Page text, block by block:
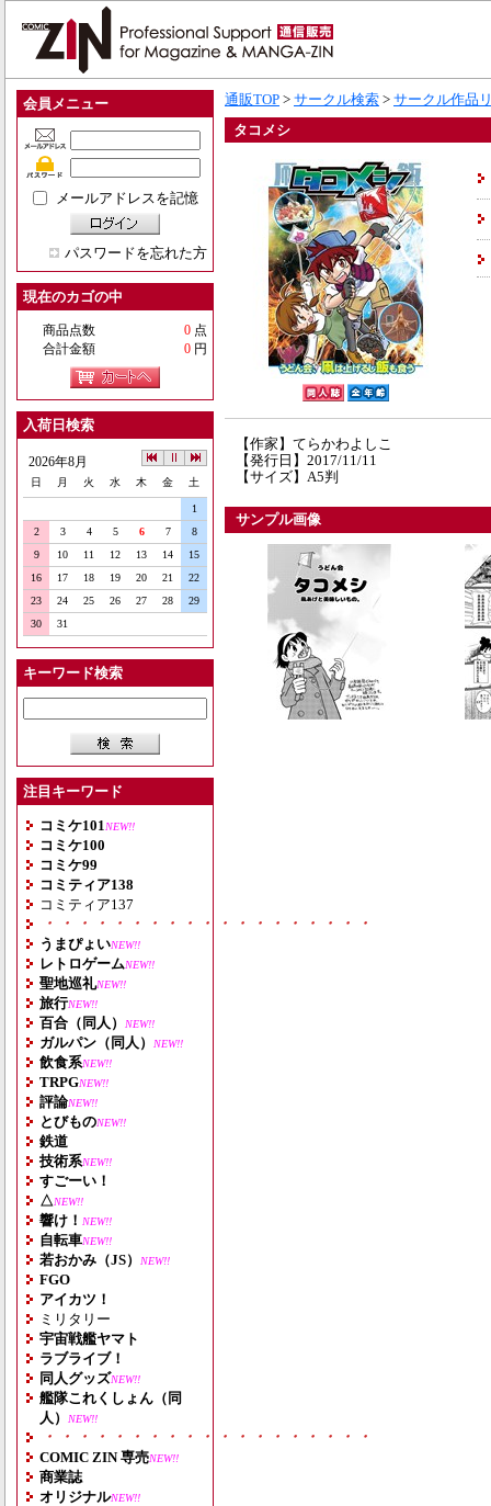
会員メニュー
メールアドレスを記憶
パスワードを忘れた方
現在のカゴの中
商品点数 0 点
合計金額
0 円
入荷日検索
2026年8月
日 月 火 水 木 金 土
1
2
3 4 5 6 7
8
9
10 11 12 13 14
15
16
17 18 19 20 21
22
23
24 25 26 27 28
29
30
31
キーワード検索
注目キーワード
コミケ101 NEW!!
コミケ100
コミケ99
コミティア138
コミティア137
・・・・・・・・・・・・・・・・・・・
うまぴょいNEW!!
レトロゲームNEW!!
聖地巡礼NEW!!
旅行NEW!!
百合（同人） NEW!!
ガルパン（同人） NEW!!
飲食系NEW!!
TRPGNEW!!
評論NEW!!
とびものNEW!!
鉄道
技術系NEW!!
すごーい！
△NEW!!
響け！ NEW!!
自転車NEW!!
若おかみ（JS） NEW!!
FGO
アイカツ！
ミリタリー
宇宙戦艦ヤマト
ラブライブ！
同人グッズNEW!!
艦隊これくしょん（同
人）
NEW!!
・・・・・・・・・・・・・・・・・・・
COMIC ZIN 専売NEW!!
商業誌
オリジナルNEW!!
通販TOP > サークル検索 > サークル作品
タコメシ
【作家】てらかわよしこ
【発行日】2017/11/11
【サイズ】A5判
サンプル画像